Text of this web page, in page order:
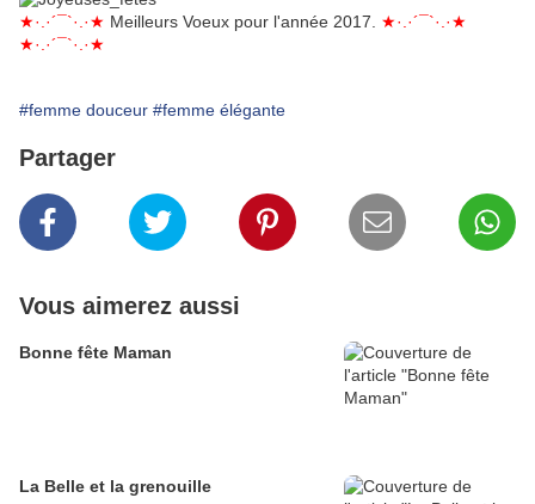
★·.·´¯`·.·★ Meilleurs Voeux pour l'année 2017. ★·.·´¯`·.·★
★·.·´¯`·.·★
#femme douceur #femme élégante
Partager
Vous aimerez aussi
Bonne fête Maman
La Belle et la grenouille